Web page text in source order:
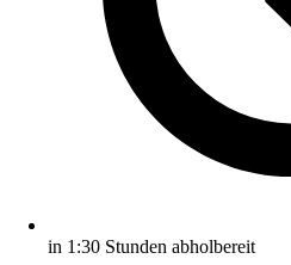
in 1:30 Stunden abholbereit